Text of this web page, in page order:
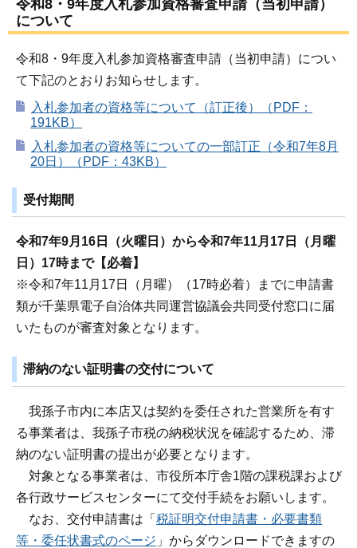
令和8・9年度入札参加資格審査申請（当初申請）
について
令和8・9年度入札参加資格審査申請（当初申請）につい
て下記のとおりお知らせします。
入札参加者の資格等について（訂正後）（PDF：
191KB）
入札参加者の資格等についての一部訂正（令和7年8月
20日）（PDF：43KB）
受付期間
令和7年9月16日（火曜日）から令和7年11月17日（月曜
日）17時まで【必着】
※令和7年11月17日（月曜）（17時必着）までに申請書
類が千葉県電子自治体共同運営協議会共同受付窓口に届
いたものが審査対象となります。
滞納のない証明書の交付について
我孫子市内に本店又は契約を委任された営業所を有す
る事業者は、我孫子市税の納税状況を確認するため、滞
納のない証明書の提出が必要となります。
対象となる事業者は、市役所本庁舎1階の課税課および
各行政サービスセンターにて交付手続をお願いします。
なお、交付申請書は「 税証明交付申請書・必要書類
等・委任状書式のページ 」からダウンロードできますの